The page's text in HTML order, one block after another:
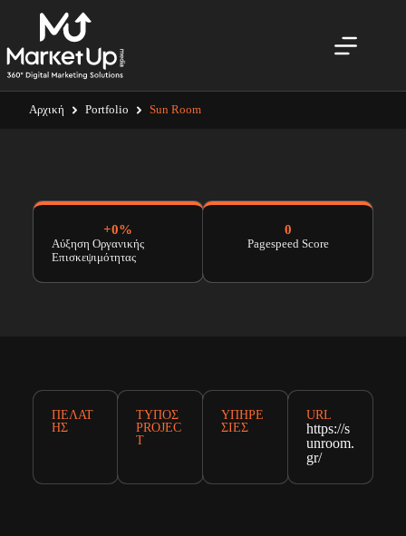
Αρχική Portfolio Sun Room
Αύξηση Οργανικής
Επισκεψιμότητας
+0%
Pagespeed Score
0
ΠΕΛΆΤ
ΗΣ
ΤΎΠΟΣ
PROJEC
T
ΥΠΗΡΕ
ΣΊΕΣ
URL
https://s
unroom.
gr/